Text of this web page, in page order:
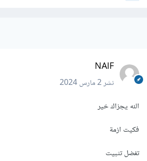
NAIF
نشر2 مارس 2024
الله يجزاك خير
فكيت ازمة
تفضل تثبيت